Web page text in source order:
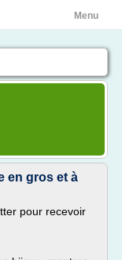
Menu
en gros et à
pour recevoir